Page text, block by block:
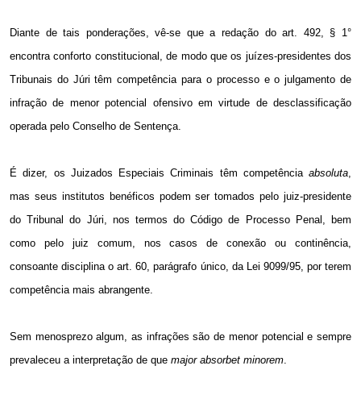
Diante de tais ponderações, vê-se que a redação do art. 492, § 1°
encontra conforto constitucional, de modo que os juízes-presidentes dos
Tribunais do Júri têm competência para o processo e o julgamento de
infração de menor potencial ofensivo em virtude de desclassificação
operada pelo Conselho de Sentença.
É dizer, os Juizados Especiais Criminais têm competência absoluta,
mas seus institutos benéficos podem ser tomados pelo juiz-presidente
do Tribunal do Júri, nos termos do Código de Processo Penal, bem
como pelo juiz comum, nos casos de conexão ou continência,
consoante disciplina o art. 60, parágrafo único, da Lei 9099/95, por terem
competência mais abrangente.
Sem menosprezo algum, as infrações são de menor potencial e sempre
prevaleceu a interpretação de que major absorbet minorem.